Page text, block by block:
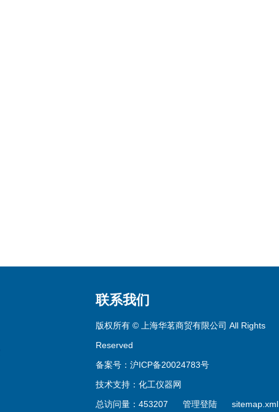
联系我们
版权所有 © 上海华茗商贸有限公司 All Rights
Reserved
备案号：沪ICP备20024783号
技术支持： 化工仪器网
总访问量：453207 管理登陆 sitemap.xml